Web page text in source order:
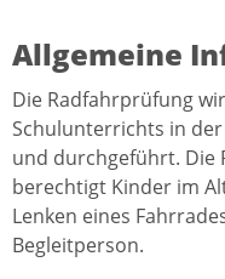
Allgemeine
Die Radfahrprüfung
Schulunterrichts in
und durchgeführt. Die
berechtigt Kinder im
Lenken eines
Begleitperson.